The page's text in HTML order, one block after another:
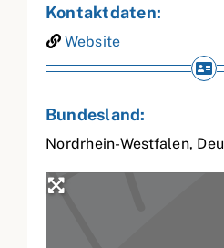
Kontaktdaten:
Website
Bundesland:
Nordrhein-Westfalen,